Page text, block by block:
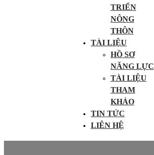
TRIỂN
NÔNG
THÔN
TÀI LIỆU
HỒ SƠ
NĂNG LỰC
TÀI LIỆU
THAM
KHẢO
TIN TỨC
LIÊN HỆ